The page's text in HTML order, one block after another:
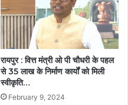
रायपुर : वित्त मंत्री ओ पी चौधरी के पहल
से 35 लाख के निर्माण कार्यों को मिली
स्वीकृति…
February 9, 2024